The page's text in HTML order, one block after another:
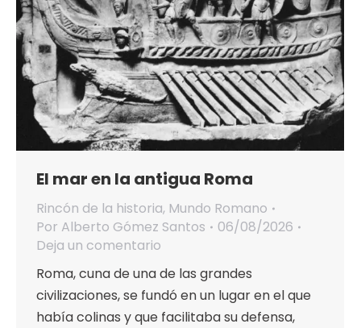
El mar en la antigua Roma
Rincón de la historia, Mundo Romano
Por Alberto Gómez Santos
06/08/2026
Deja un comentario
Roma, cuna de una de las grandes
civilizaciones, se fundó en un lugar en el que
había colinas y que facilitaba su defensa,